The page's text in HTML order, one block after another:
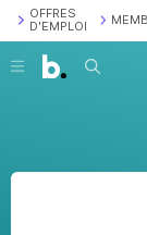
OFFRES
D'EMPLOI